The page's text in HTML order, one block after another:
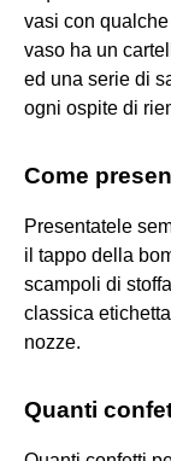
vasi con
vaso ha un
ed una serie di
ogni ospite di
Come
Presentatele
il tappo della
scampoli di
classica
nozze.
Quanti